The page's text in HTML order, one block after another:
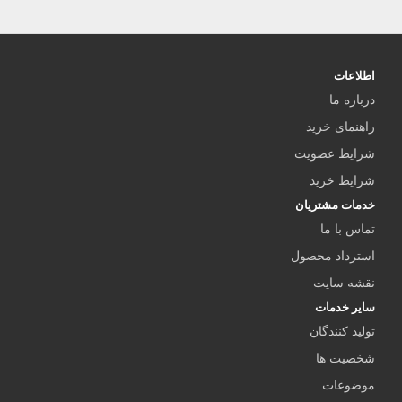
اطلاعات
درباره ما
راهنمای خرید
شرایط عضویت
شرایط خرید
خدمات مشتریان
تماس با ما
استرداد محصول
نقشه سایت
سایر خدمات
تولید کنندگان
شخصیت ها
موضوعات